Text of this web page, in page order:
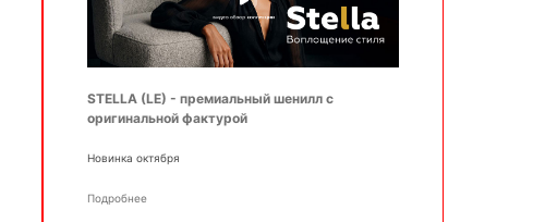
STELLA (LE) - премиальный шенилл с
оригинальной фактурой
Новинка октября
Подробнее